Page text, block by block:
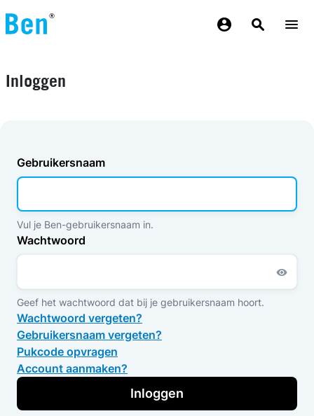
Inloggen
Gebruikersnaam
Vul je Ben-gebruikersnaam in.
Wachtwoord
Geef het wachtwoord dat bij je gebruikersnaam hoort.
Wachtwoord vergeten?
Gebruikersnaam vergeten?
Pukcode opvragen
Account aanmaken?
Inloggen